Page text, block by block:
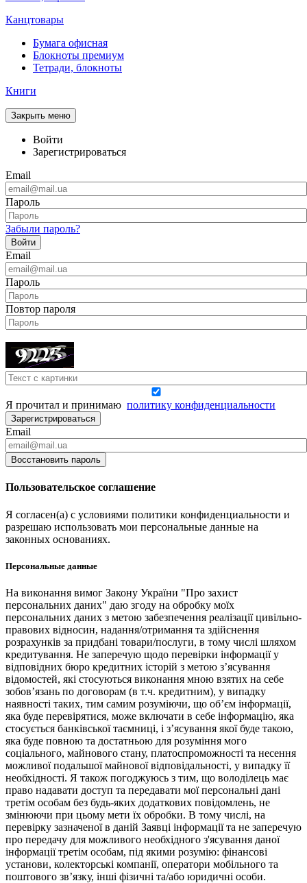
Канцтовары
Бумага офисная
Блокноты премиум
Тетради, блокноты
Книги
Закрыть меню
Войти
Зарегистрироваться
Email
Пароль
Забыли пароль?
Войти
Email
Пароль
Повтор пароля
Я прочитал и принимаю политику конфиденциальности
Зарегистрироваться
Email
Восстановить пароль
Пользовательское соглашение
Я согласен(а) с условиями политики конфиденциальности и
разрешаю использовать мои персональные данные на
законных основаниях.
Персональные данные
На виконання вимог Закону України "Про захист
персональних даних" даю згоду на обробку моїх
персональних даних з метою забезпечення реалізації цивільно-
правових відносин, надання/отримання та здійснення
розрахунків за придбані товари/послуги, в тому числі шляхом
кредитування. Не заперечую щодо перевірки інформації у
відповідних бюро кредитних історій з метою з’ясування
відомостей, які стосуються виконання мною взятих на себе
зобов’язань по договорам (в т.ч. кредитним), у випадку
наявності таких, тим самим розуміючи, що об’єм інформації,
яка буде перевірятися, може включати в себе інформацію, яка
стосується банківської таємниці, і з’ясування якої буде такою,
яка буде повною та достатньою для розуміння мого
соціального, майнового стану, платоспроможності та несення
можливої подальшої майнової відповідальності, у випадку її
необхідності. Я також погоджуюсь з тим, що володілець має
право надавати доступ та передавати мої персональні дані
третім особам без будь-яких додаткових повідомлень, не
змінюючи при цьому мети їх обробки. В тому числі, на
перевірку зазначеної в даній Заявці інформації та не заперечую
про передачу для можливого необхідного з'ясування даної
інформації третім особам, під якими розумію: фінансові
установи, колекторські компанії, оператори мобільного та
поштового зв’язку, інші фізичні та/або юридичні особи.